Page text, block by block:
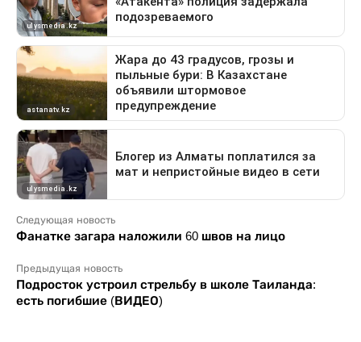
Следующая новость
Фанатке загара наложили 60 швов на лицо
Предыдущая новость
Подросток устроил стрельбу в школе Таиланда:
есть погибшие (ВИДЕО)